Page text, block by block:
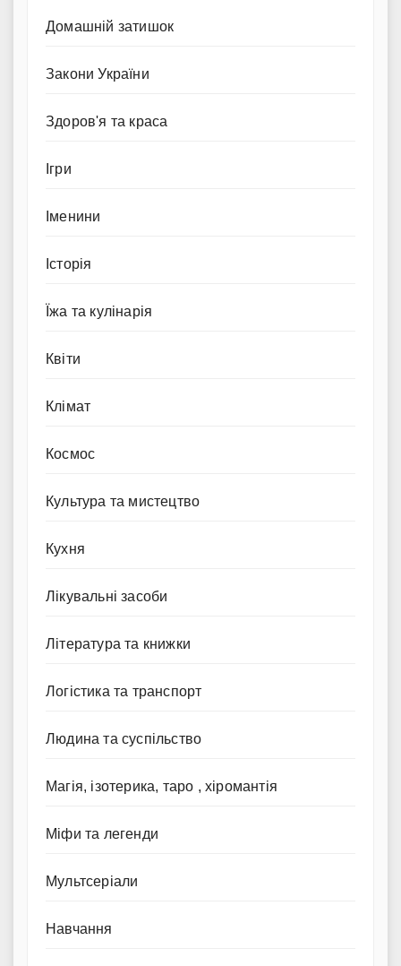
Домашній затишок
Закони України
Здоров'я та краса
Ігри
Іменини
Історія
Їжа та кулінарія
Квіти
Клімат
Космос
Культура та мистецтво
Кухня
Лікувальні засоби
Література та книжки
Логістика та транспорт
Людина та суспільство
Магія, ізотерика, таро , хіромантія
Міфи та легенди
Мультсеріали
Навчання